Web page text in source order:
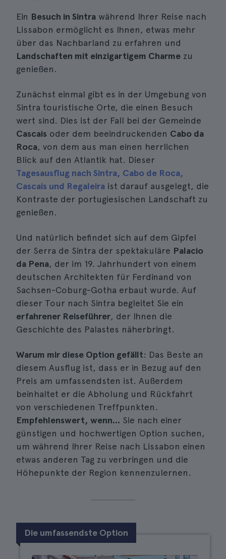
Ein Besuch in Sintra während Ihrer Reise nach
Lissabon ermöglicht es Ihnen, etwas mehr
über das Nachbarland zu erfahren und
Landschaften mit einzigartigem Charme zu
genießen.
Zunächst einmal gibt es in der Umgebung von
Sintra touristische Orte, die einen Besuch
wert sind. Dies ist der Fall bei der Gemeinde
Cascais oder dem beeindruckenden Cabo da
Roca, von dem aus man einen herrlichen
Blick auf den Atlantik hat. Dieser
Tagesausflug nach Sintra, Cabo de Roca,
Cascais und Regaleira ist darauf ausgelegt, die
Kontraste der portugiesischen Landschaft zu
genießen.
Und natürlich befindet sich auf dem Gipfel
der Serra de Sintra der spektakuläre Palacio
da Pena, der im 19. Jahrhundert von einem
deutschen Architekten für Ferdinand von
Sachsen-Coburg-Gotha erbaut wurde. Auf
dieser Tour nach Sintra begleitet Sie ein
erfahrener Reiseführer, der Ihnen die
Geschichte des Palastes näherbringt.
Warum mir diese Option gefällt: Das Beste an
diesem Ausflug ist, dass er in Bezug auf den
Preis am umfassendsten ist. Außerdem
beinhaltet er die Abholung und Rückfahrt
von verschiedenen Treffpunkten.
Empfehlenswert, wenn... Sie nach einer
günstigen und hochwertigen Option suchen,
um während Ihrer Reise nach Lissabon einen
etwas anderen Tag zu verbringen und die
Höhepunkte der Region kennenzulernen.
Die umfassendste Option